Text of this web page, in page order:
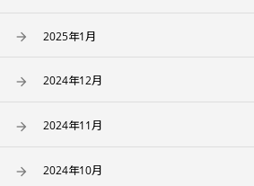
2025年1月
2024年12月
2024年11月
2024年10月